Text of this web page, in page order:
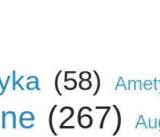
(58)
(267)